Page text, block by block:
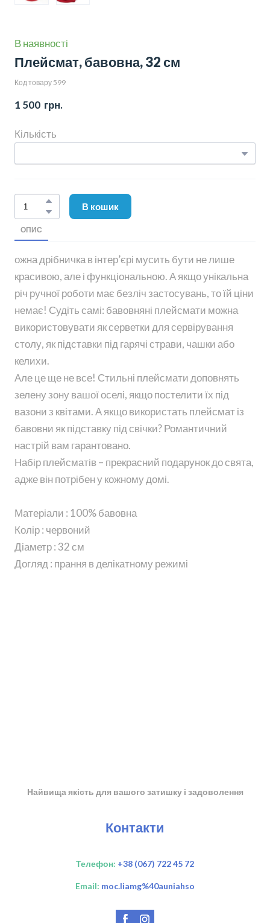
В наявності
Плейсмат, бавовна, 32 см
Код товару 599
1 500  грн.
Кількість
В кошик
ОПИС
ожна дрібничка в інтер’єрі мусить бути не лише
красивою, але і функціональною. А якщо унікальна
річ ручної роботи має безліч застосувань, то їй ціни
немає! Судіть самі: бавовняні плейсмати можна
використовувати як серветки для сервірування
столу, як підставки під гарячі страви, чашки або
келихи.
Але це ще не все! Стильні плейсмати доповнять
зелену зону вашої оселі, якщо постелити їх під
вазони з квітами. А якщо використать плейсмат із
бавовни як підставку під свічки? Романтичний
настрій вам гарантовано.
Набір плейсматів – прекрасний подарунок до свята,
адже він потрібен у кожному домі.
Матеріали : 100% бавовна
Колір : червоний
Діаметр : 32 см
Догляд : прання в делікатному режимі
Найвища якість для вашого затишку і задоволення
Контакти
Телефон: +38 (067) 722 45 72
Email: moc.liamg%40auniahso